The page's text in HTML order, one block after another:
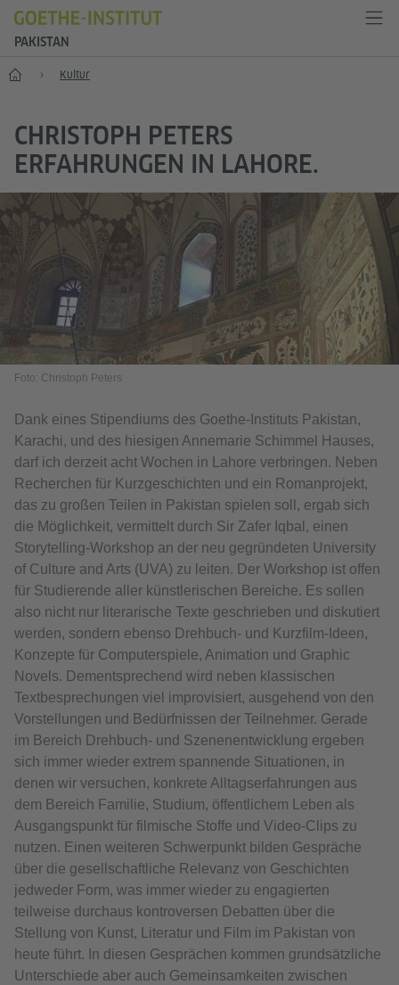
PAKISTAN
Start Kultur
CHRISTOPH PETERS
ERFAHRUNGEN IN LAHORE.
Foto: Christoph Peters
Dank eines Stipendiums des Goethe-Instituts Pakistan,
Karachi, und des hiesigen Annemarie Schimmel Hauses,
darf ich derzeit acht Wochen in Lahore verbringen. Neben
Recherchen für Kurzgeschichten und ein Romanprojekt,
das zu großen Teilen in Pakistan spielen soll, ergab sich
die Möglichkeit, vermittelt durch Sir Zafer Iqbal, einen
Storytelling-Workshop an der neu gegründeten University
of Culture and Arts (UVA) zu leiten. Der Workshop ist offen
für Studierende aller künstlerischen Bereiche. Es sollen
also nicht nur literarische Texte geschrieben und diskutiert
werden, sondern ebenso Drehbuch- und Kurzfilm-Ideen,
Konzepte für Computerspiele, Animation und Graphic
Novels. Dementsprechend wird neben klassischen
Textbesprechungen viel improvisiert, ausgehend von den
Vorstellungen und Bedürfnissen der Teilnehmer. Gerade
im Bereich Drehbuch- und Szenenentwicklung ergeben
sich immer wieder extrem spannende Situationen, in
denen wir versuchen, konkrete Alltagserfahrungen aus
dem Bereich Familie, Studium, öffentlichem Leben als
Ausgangspunkt für filmische Stoffe und Video-Clips zu
nutzen. Einen weiteren Schwerpunkt bilden Gespräche
über die gesellschaftliche Relevanz von Geschichten
jedweder Form, was immer wieder zu engagierten
teilweise durchaus kontroversen Debatten über die
Stellung von Kunst, Literatur und Film im Pakistan von
heute führt. In diesen Gesprächen kommen grundsätzliche
Unterschiede aber auch Gemeinsamkeiten zwischen